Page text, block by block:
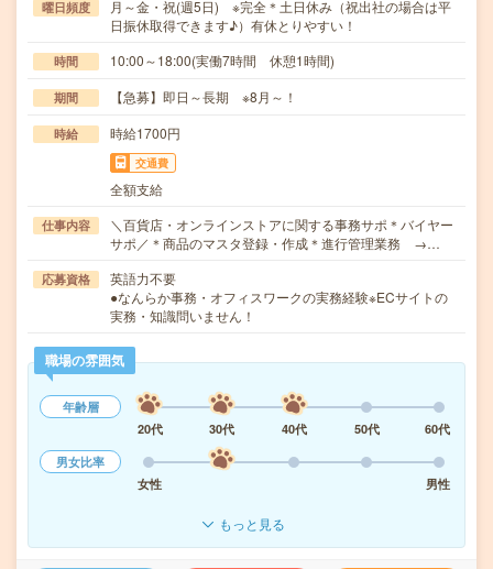
曜日頻度
月～金・祝(週5日) ※完全＊土日休み（祝出社の場合は平
日振休取得できます♪）有休とりやすい！
時間 10:00～18:00(実働7時間 休憩1時間)
期間 【急募】即日～長期 ※8月～！
時給 時給1700円
交通費
全額支給
仕事内容
＼百貨店・オンラインストアに関する事務サポ＊バイヤー
サポ／＊商品のマスタ登録・作成＊進行管理業務 →…
応募資格
英語力不要
●なんらか事務・オフィスワークの実務経験※ECサイトの
実務・知識問いません！
職場の雰囲気
年齢層
20代
30代 40代 50代
60代
男女比率
女性
男性
もっと見る